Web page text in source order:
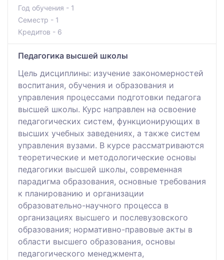
Год обучения - 1
Семестр - 1
Кредитов - 6
Педагогика высшей школы
Цель дисциплины: изучение закономерностей
воспитания, обучения и образования и
управления процессами подготовки педагога
высшей школы. Курс направлен на освоение
педагогических систем, функционирующих в
высших учебных заведениях, а также систем
управления вузами. В курсе рассматриваются
теоретические и методологические основы
педагогики высшей школы, современная
парадигма образования, основные требования
к планированию и организации
образовательно-научного процесса в
организациях высшего и послевузовского
образования; нормативно-правовые акты в
области высшего образования, основы
педагогического менеджмента,